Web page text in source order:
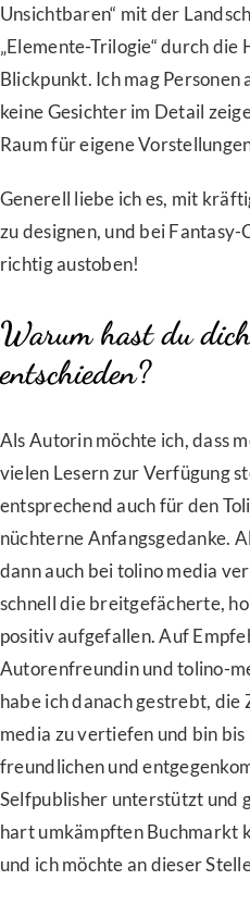
Unsichtbaren“ mit der
„Elemente-Trilogie“ durch
Blickpunkt. Ich mag
keine Gesichter im Detail
Raum für eigene
Generell liebe ich es, mit
zu designen, und bei
richtig austoben!
Warum hast du
entschieden?
Als Autorin möchte ich, dass
vielen Lesern zur Verfügung
entsprechend auch für den
nüchterne Anfangsgedanke.
dann auch bei tolino media
schnell die breitgefächerte,
positiv aufgefallen. Auf
Autorenfreundin und tolino-
habe ich danach gestrebt,
media zu vertiefen und bin
freundlichen und
Selfpublisher unterstützt und
hart umkämpften Buchmarkt
und ich möchte an dieser